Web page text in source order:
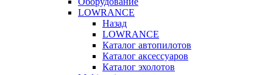
LOWRANCE
Назад
LOWRANCE
Каталог автопилотов
Каталог аксессуаров
Каталог эхолотов